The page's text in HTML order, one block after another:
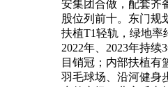
安集团合做，配套齐
股位列前十。东门规
扶植T1轻轨，绿地率
2022年、2023年持续
目销冠；内部扶植有
羽毛球场、沿河健身